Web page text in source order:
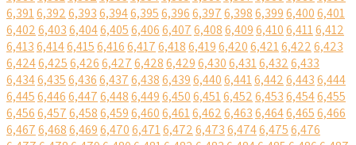
6,3916,3926,3936,3946,3956,3966,3976,3986,3996,4006,401
6,4026,4036,4046,4056,4066,4076,4086,4096,4106,4116,412
6,4136,4146,4156,4166,4176,4186,4196,4206,4216,4226,423
6,4246,4256,4266,4276,4286,4296,4306,4316,4326,433
6,4346,4356,4366,4376,4386,4396,4406,4416,4426,4436,444
6,4456,4466,4476,4486,4496,4506,4516,4526,4536,4546,455
6,4566,4576,4586,4596,4606,4616,4626,4636,4646,4656,466
6,4676,4686,4696,4706,4716,4726,4736,4746,4756,476